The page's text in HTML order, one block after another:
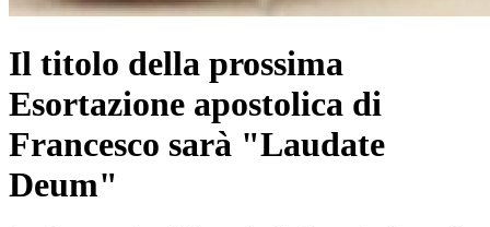
Il titolo della prossima
Esortazione apostolica di
Francesco sarà "Laudate
Deum"